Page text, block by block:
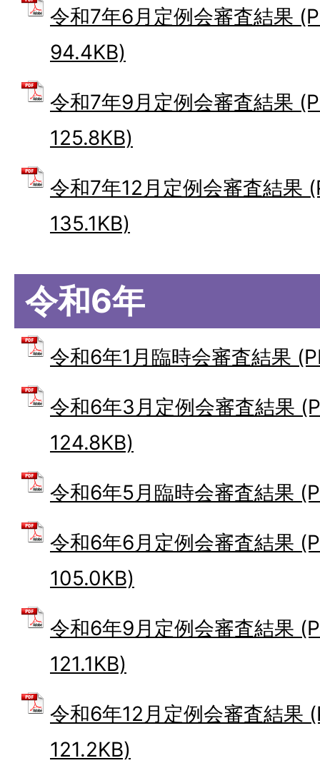
令和7年6月定例会審査結果
94.4KB)
令和7年9月定例会審査結果
125.8KB)
令和7年12月定例会審査結果
135.1KB)
令和6年
令和6年1月臨時会審査結果
令和6年3月定例会審査結果
124.8KB)
令和6年5月臨時会審査結果
令和6年6月定例会審査結果
105.0KB)
令和6年9月定例会審査結果
121.1KB)
令和6年12月定例会審査結果
121.2KB)